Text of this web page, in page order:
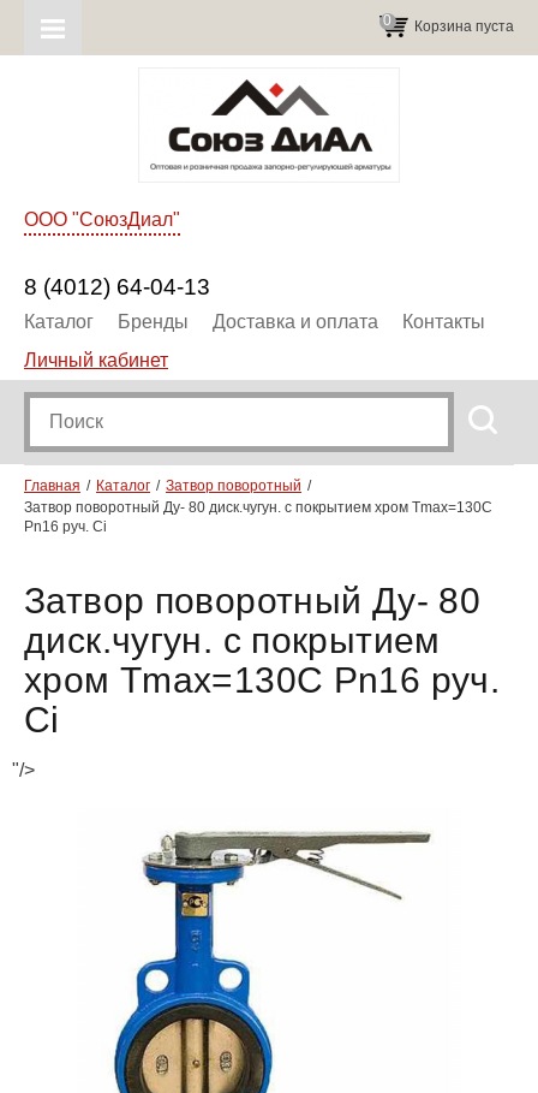
Корзина пуста
0
ООО "СоюзДиал"
8 (4012) 64-04-13
Каталог Бренды Доставка и оплата
Контакты
Личный кабинет
Главная Каталог
Затвор поворотный
Затвор поворотный Ду- 80 диск.чугун. с покрытием хром Тmax=130C
Pn16 руч. Ci
Затвор поворотный Ду- 80
диск.чугун. с покрытием
хром Тmax=130C Pn16 руч.
Ci
"/>